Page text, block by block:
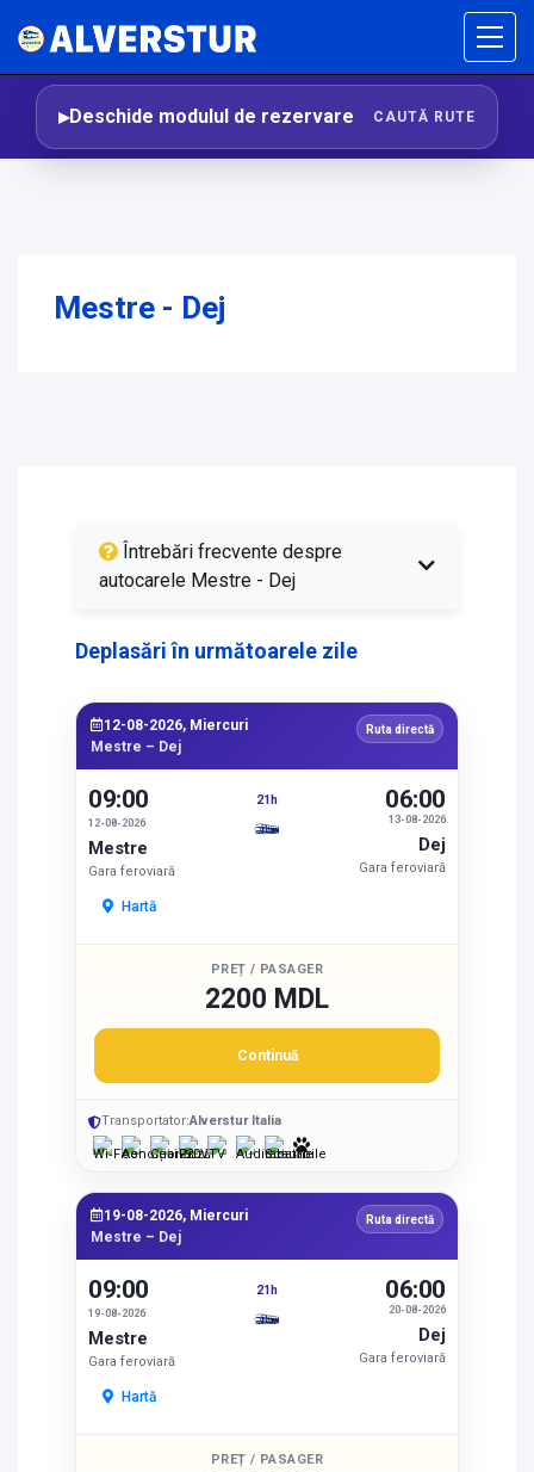
Deschide modulul de rezervare CAUTĂ RUTE
Mestre - Dej
Întrebări frecvente despre
autocarele Mestre - Dej
Deplasări în următoarele zile
12-08-2026, Miercuri
Mestre – Dej
Ruta directă
09:00
12-08-2026
Mestre
Gara feroviară
Hartă
21h
13-08-2026
06:00
Dej
Gara feroviară
PREȚ / PASAGER
2200 MDL
Continuă
Transportator:Alverstur Italia
19-08-2026, Miercuri
Mestre – Dej
Ruta directă
09:00
19-08-2026
Mestre
Gara feroviară
Hartă
21h
20-08-2026
06:00
Dej
Gara feroviară
PREȚ / PASAGER